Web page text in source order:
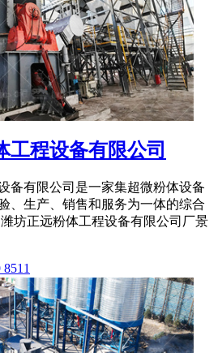
工程设备有限公司
备有限公司是一家集超微粉体设备
、生产、销售和服务为一体的综合
坊正远粉体工程设备有限公司厂景